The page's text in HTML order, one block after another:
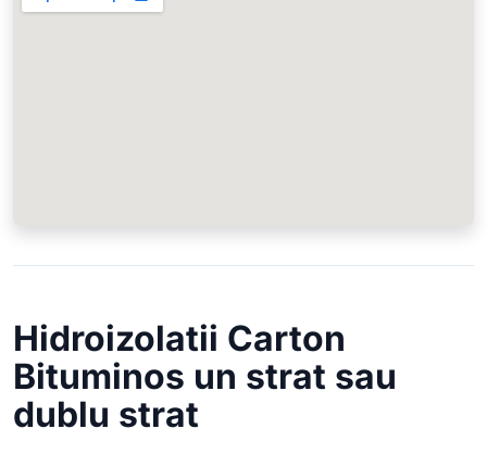
Hidroizolatii Carton
Bituminos un strat sau
dublu strat